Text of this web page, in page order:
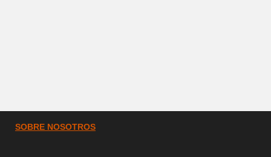
SOBRE NOSOTROS